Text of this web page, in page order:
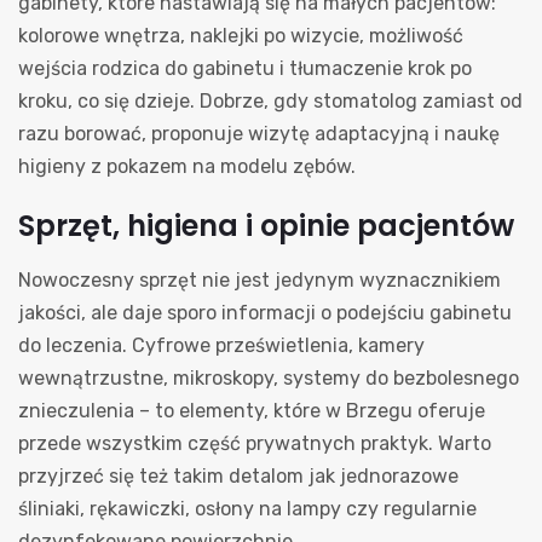
kolorowe wnętrza, naklejki po wizycie, możliwość
wejścia rodzica do gabinetu i tłumaczenie krok po
kroku, co się dzieje. Dobrze, gdy stomatolog zamiast od
razu borować, proponuje wizytę adaptacyjną i naukę
higieny z pokazem na modelu zębów.
Sprzęt, higiena i opinie pacjentów
Nowoczesny sprzęt nie jest jedynym wyznacznikiem
jakości, ale daje sporo informacji o podejściu gabinetu
do leczenia. Cyfrowe prześwietlenia, kamery
wewnątrzustne, mikroskopy, systemy do bezbolesnego
znieczulenia – to elementy, które w Brzegu oferuje
przede wszystkim część prywatnych praktyk. Warto
przyjrzeć się też takim detalom jak jednorazowe
śliniaki, rękawiczki, osłony na lampy czy regularnie